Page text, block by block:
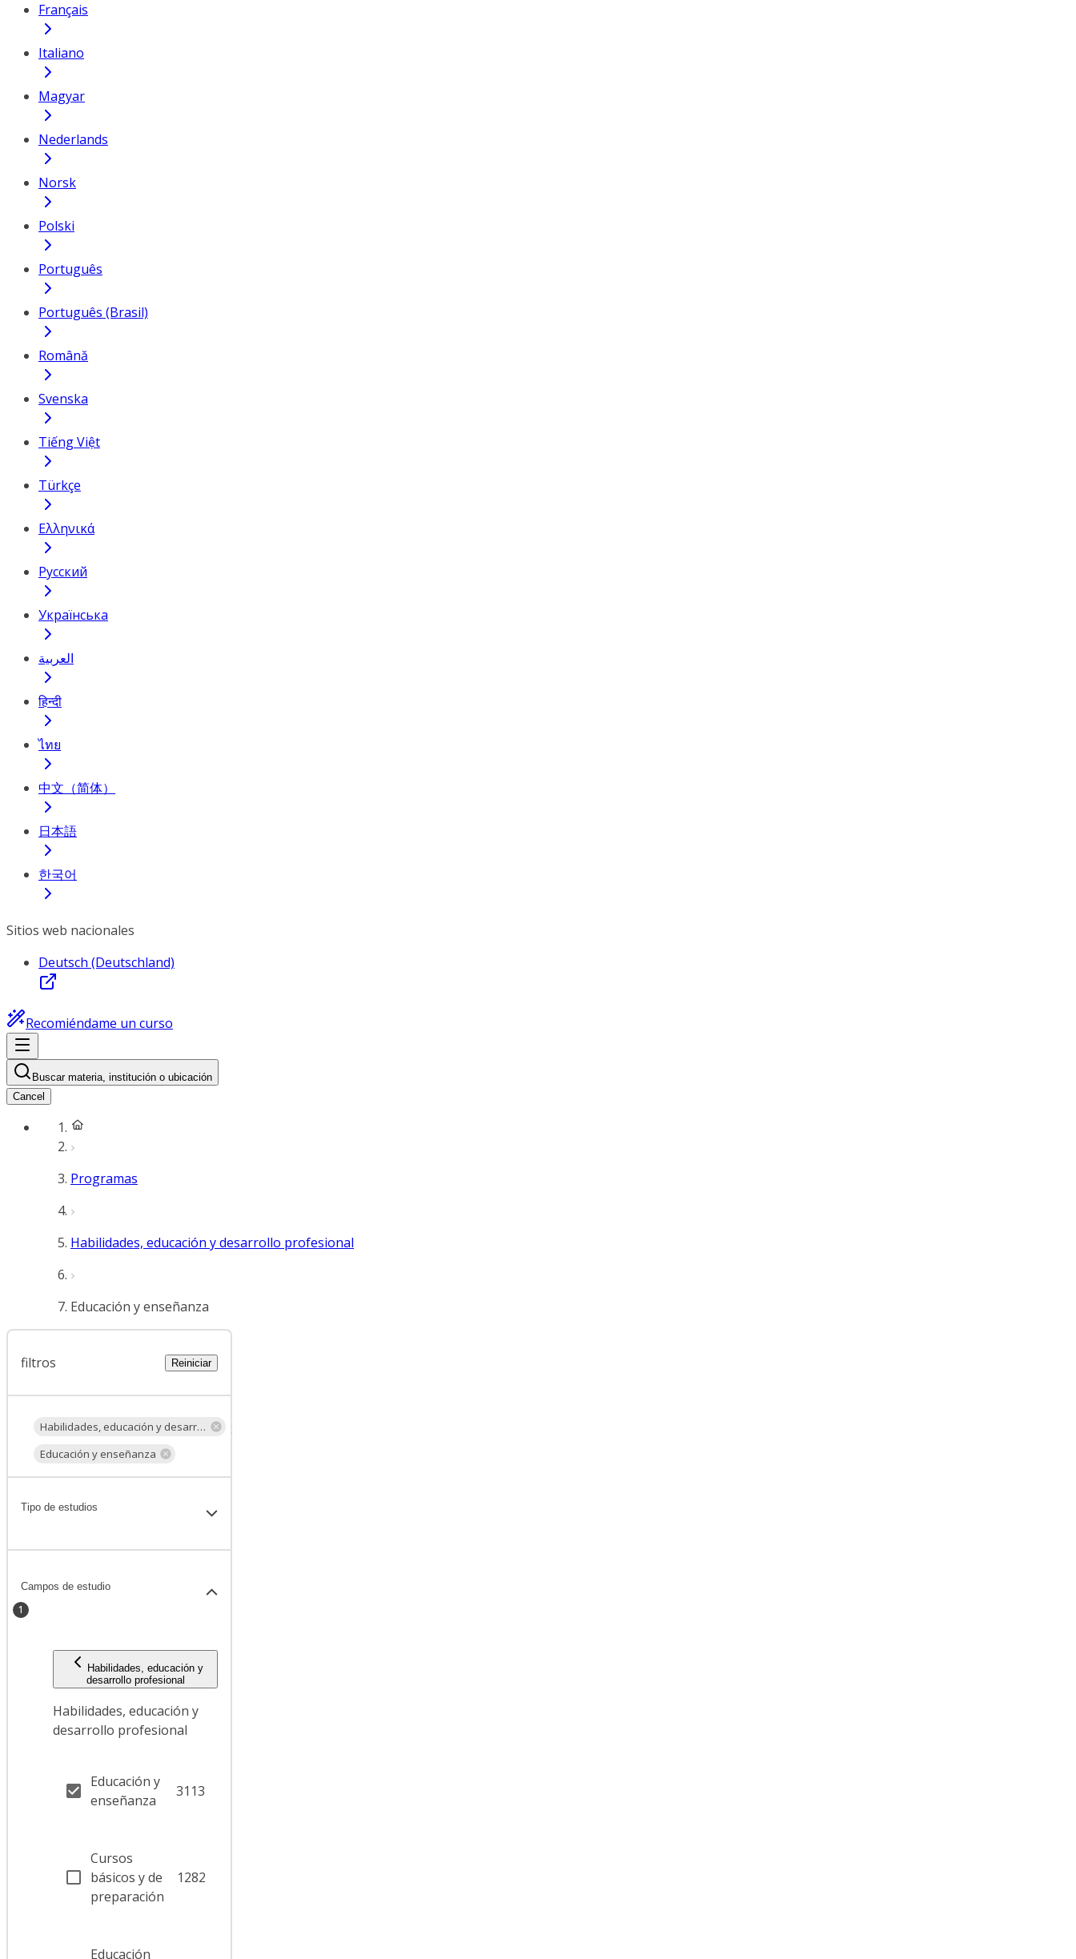
Français
Italiano
Magyar
Nederlands
Norsk
Polski
Português
Português (Brasil)
Română
Svenska
Tiếng Việt
Türkçe
Ελληνικά
Русский
Українська
العربية
हिन्दी
ไทย
中文（简体）
日本語
한국어
Sitios web nacionales
Deutsch (Deutschland)
Recomiéndame un curso
Buscar materia, institución o ubicación
Cancel
Programas
Habilidades, educación y desarrollo profesional
Educación y enseñanza
filtros Reiniciar
Habilidades, educación y desarrollo profesional
Educación y enseñanza
Tipo de estudios
Campos de estudio
1
Habilidades, educación y
desarrollo profesional
Habilidades, educación y
desarrollo profesional
Educación y
enseñanza
3113
Cursos
básicos y de
preparación
1282
Educación